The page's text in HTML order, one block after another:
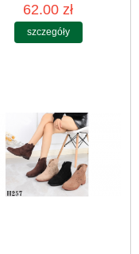
62.00 zł
szczegóły